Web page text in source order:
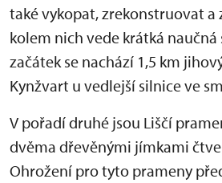
také vykopat, zrekonstruovat a
kolem nich vede krátká naučná
začátek se nachází 1,5 km
Kynžvart u vedlejší silnice ve
V pořadí druhé jsou Liščí
dvěma dřevěnými jímkami
Ohrožení pro tyto prameny